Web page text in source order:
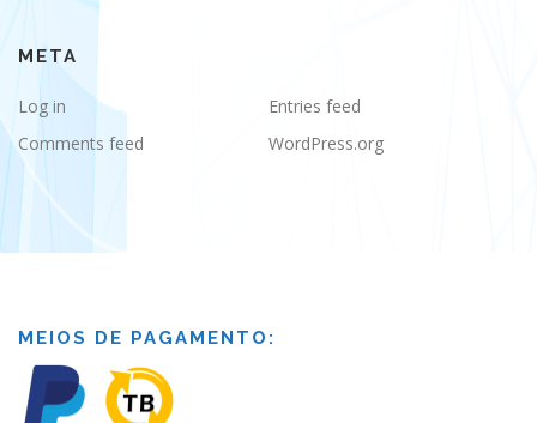
META
Log in
Entries feed
Comments feed
WordPress.org
MEIOS DE PAGAMENTO: